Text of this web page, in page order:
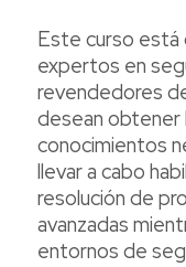
Este curso está
expertos en
revendedores
desean obtener
conocimientos
llevar a cabo
resolución de
avanzadas
entornos de